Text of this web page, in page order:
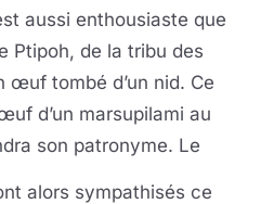
aussi enthousiaste que
Ptipoh, de la tribu des
œuf tombé d’un nid. Ce
d’un marsupilami au
son patronyme. Le
alors sympathisés ce